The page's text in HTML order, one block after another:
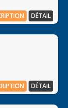
DÉTAIL
DÉTAIL